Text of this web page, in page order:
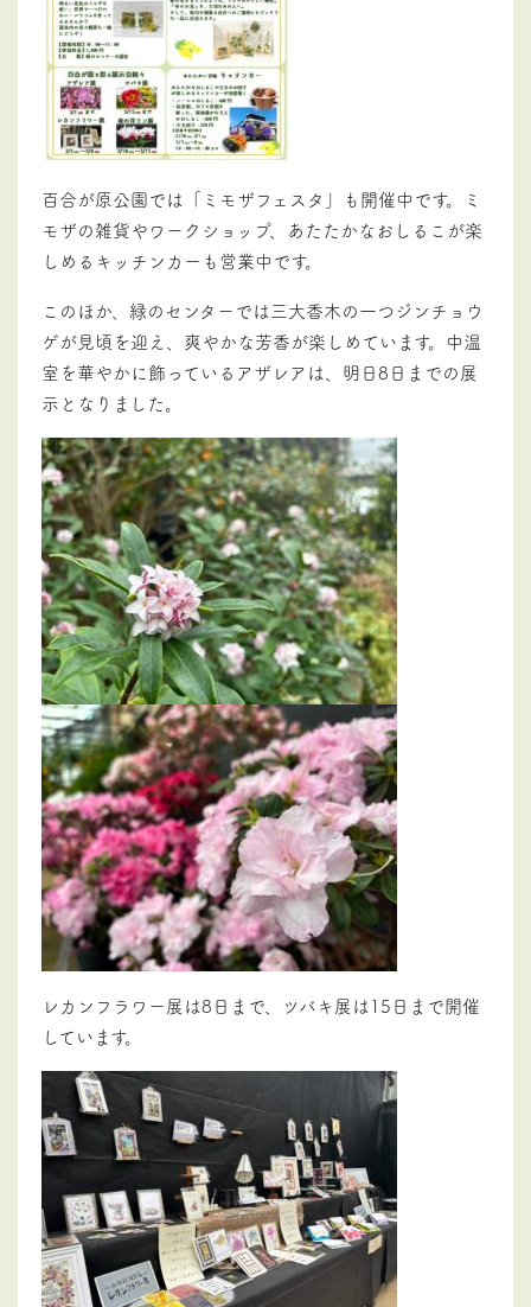
百合が原公園では「ミモザフェスタ」も開催中です。ミ
モザの雑貨やワークショップ、あたたかなおしるこが楽
しめるキッチンカーも営業中です。
このほか、緑のセンターでは三大香木の一つジンチョウ
ゲが見頃を迎え、爽やかな芳香が楽しめています。中温
室を華やかに飾っているアザレアは、明日8日までの展
示となりました。
レカンフラワー展は8日まで、ツバキ展は15日まで開催
しています。